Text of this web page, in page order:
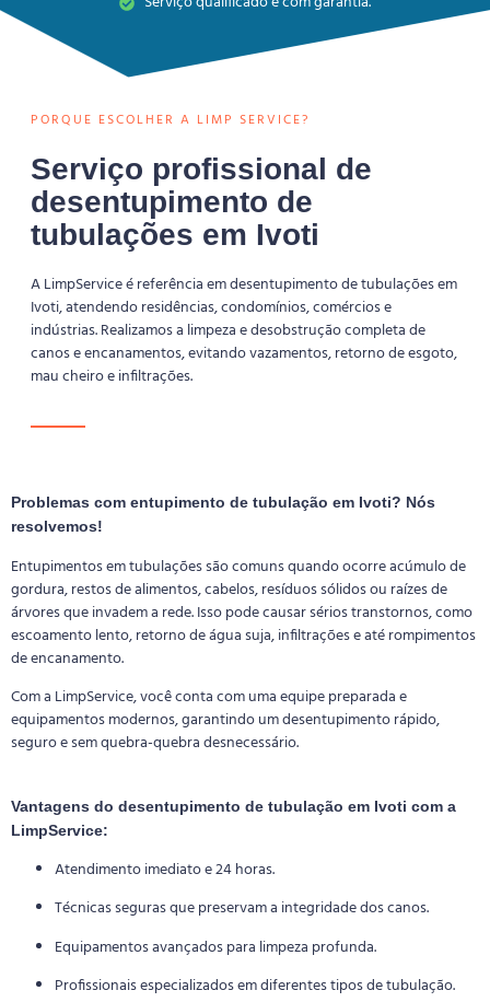
PORQUE ESCOLHER A LIMP SERVICE?
Serviço profissional de
desentupimento de
tubulações em Ivoti
A LimpService é referência em desentupimento de tubulações em
Ivoti, atendendo residências, condomínios, comércios e
indústrias. Realizamos a limpeza e desobstrução completa de
canos e encanamentos, evitando vazamentos, retorno de esgoto,
mau cheiro e infiltrações.
Problemas com entupimento de tubulação em Ivoti? Nós
resolvemos!
Entupimentos em tubulações são comuns quando ocorre acúmulo de
gordura, restos de alimentos, cabelos, resíduos sólidos ou raízes de
árvores que invadem a rede. Isso pode causar sérios transtornos, como
escoamento lento, retorno de água suja, infiltrações e até rompimentos
de encanamento.
Com a LimpService, você conta com uma equipe preparada e
equipamentos modernos, garantindo um desentupimento rápido,
seguro e sem quebra-quebra desnecessário.
Vantagens do desentupimento de tubulação em Ivoti com a
LimpService:
Atendimento imediato e 24 horas.
Técnicas seguras que preservam a integridade dos canos.
Equipamentos avançados para limpeza profunda.
Profissionais especializados em diferentes tipos de tubulação.